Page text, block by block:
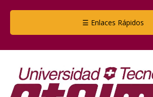
☰ Enlaces Rápidos